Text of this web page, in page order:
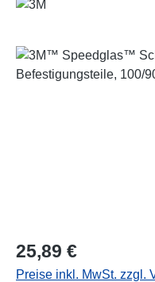
Bildergalerie
Regulärer Preis:
25,89 €
Preise inkl. MwSt. zzgl.